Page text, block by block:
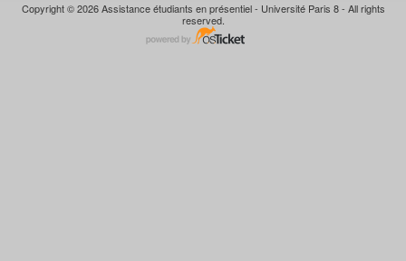
Copyright © 2026 Assistance étudiants en présentiel - Université Paris 8 - All rights
reserved.